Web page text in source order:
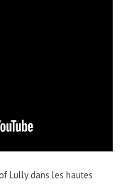
Lully dans les hautes